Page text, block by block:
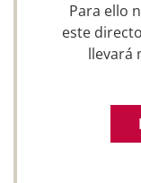
Para ello
este
llevará